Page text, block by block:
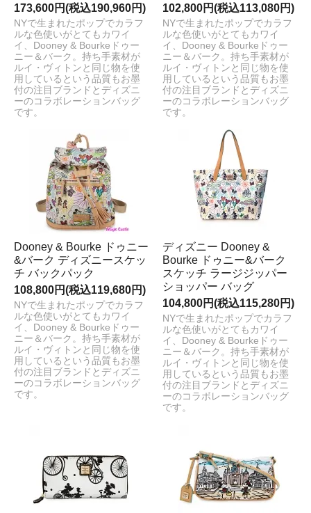
173,600円(税込190,960円)
NYで生まれたポップでカラフ
ルな色使いがとてもカワイ
イ、Dooney & Bourkeドゥー
ニー＆バーク。持ち手素材が
ルイ・ヴィトンと同じ物を使
用しているという品質もお墨
付の注目ブランドとディズニ
ーのコラボレーションバッグ
です。
102,800円(税込113,080円)
NYで生まれたポップでカラフ
ルな色使いがとてもカワイ
イ、Dooney & Bourkeドゥー
ニー＆バーク。持ち手素材が
ルイ・ヴィトンと同じ物を使
用しているという品質もお墨
付の注目ブランドとディズニ
ーのコラボレーションバッグ
です。
Dooney & Bourke ドゥニー
&バーク ディズニースケッ
チ バックパック
108,800円(税込119,680円)
NYで生まれたポップでカラフ
ルな色使いがとてもカワイ
イ、Dooney & Bourkeドゥー
ニー＆バーク。持ち手素材が
ルイ・ヴィトンと同じ物を使
用しているという品質もお墨
付の注目ブランドとディズニ
ーのコラボレーションバッグ
です。
ディズニー Dooney &
Bourke ドゥニー&バーク
スケッチ ラージジッパー
ショッパー バッグ
104,800円(税込115,280円)
NYで生まれたポップでカラフ
ルな色使いがとてもカワイ
イ、Dooney & Bourkeドゥー
ニー＆バーク。持ち手素材が
ルイ・ヴィトンと同じ物を使
用しているという品質もお墨
付の注目ブランドとディズニ
ーのコラボレーションバッグ
です。